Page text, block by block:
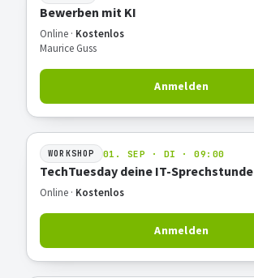
Bewerben mit KI
Online · Kostenlos
Maurice Guss
Anmelden
WORKSHOP 01. SEP · DI · 09:00
TechTuesday deine IT-Sprechstunde
Online · Kostenlos
Anmelden